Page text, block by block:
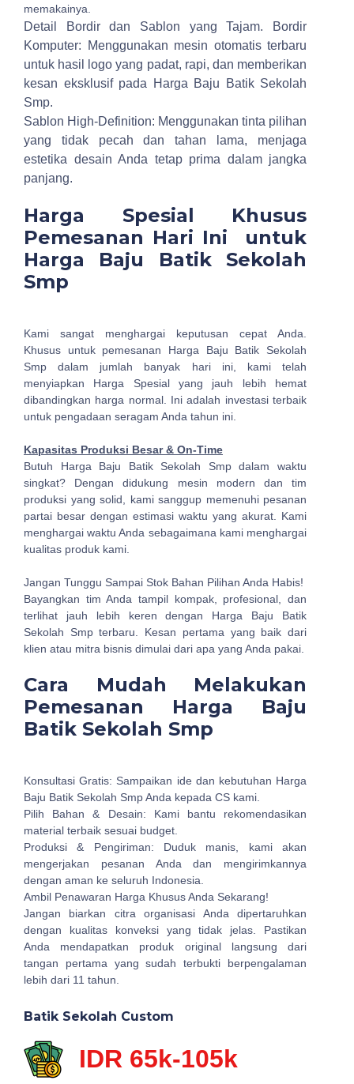
memakainya.
Detail Bordir dan Sablon yang Tajam.
Bordir
Komputer: Menggunakan mesin otomatis terbaru
untuk hasil logo yang padat, rapi, dan memberikan
kesan eksklusif pada Harga Baju Batik Sekolah
Smp.
Sablon High-Definition: Menggunakan tinta pilihan
yang tidak pecah dan tahan lama, menjaga
estetika desain Anda tetap prima dalam jangka
panjang.
Harga Spesial Khusus
Pemesanan Hari Ini untuk
Harga Baju Batik Sekolah
Smp
Kami sangat menghargai keputusan cepat Anda.
Khusus untuk pemesanan Harga Baju Batik Sekolah
Smp dalam jumlah banyak hari ini, kami telah
menyiapkan Harga Spesial yang jauh lebih hemat
dibandingkan harga normal. Ini adalah investasi terbaik
untuk pengadaan seragam Anda tahun ini.
Kapasitas Produksi Besar & On-Time
Butuh Harga Baju Batik Sekolah Smp dalam waktu
singkat? Dengan didukung mesin modern dan tim
produksi yang solid, kami sanggup memenuhi pesanan
partai besar dengan estimasi waktu yang akurat. Kami
menghargai waktu Anda sebagaimana kami menghargai
kualitas produk kami.
Jangan Tunggu Sampai Stok Bahan Pilihan Anda Habis!
Bayangkan tim Anda tampil kompak, profesional, dan
terlihat jauh lebih keren dengan Harga Baju Batik
Sekolah Smp terbaru. Kesan pertama yang baik dari
klien atau mitra bisnis dimulai dari apa yang Anda pakai.
Cara Mudah Melakukan
Pemesanan Harga Baju
Batik Sekolah Smp
Konsultasi Gratis: Sampaikan ide dan kebutuhan Harga
Baju Batik Sekolah Smp Anda kepada CS kami.
Pilih Bahan & Desain: Kami bantu rekomendasikan
material terbaik sesuai budget.
Produksi & Pengiriman: Duduk manis, kami akan
mengerjakan pesanan Anda dan mengirimkannya
dengan aman ke seluruh Indonesia.
Ambil Penawaran Harga Khusus Anda Sekarang!
Jangan biarkan citra organisasi Anda dipertaruhkan
dengan kualitas konveksi yang tidak jelas. Pastikan
Anda mendapatkan produk original langsung dari
tangan pertama yang sudah terbukti berpengalaman
lebih dari 11 tahun.
Batik Sekolah Custom
IDR 65k-105k